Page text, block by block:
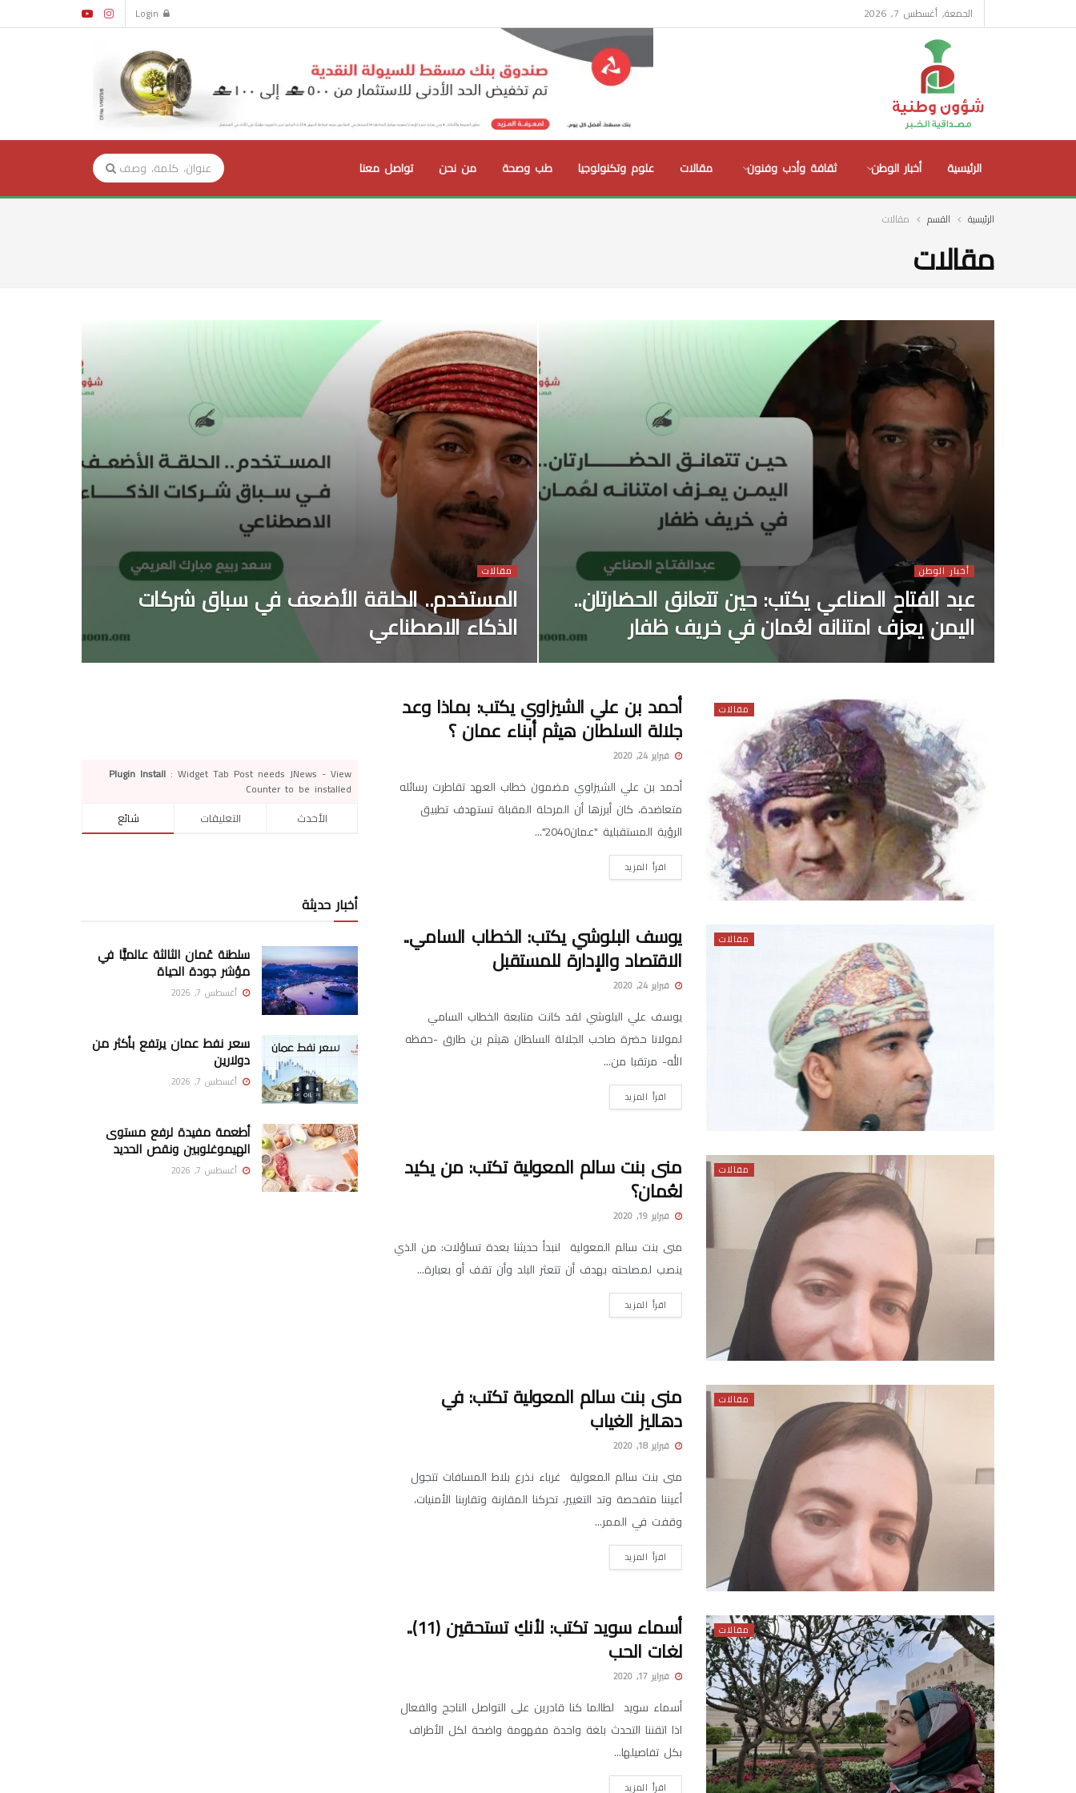
الجمعة, أغسطس 7, 2026
الرئيسية أخبار الوطن ثقافة وأدب وفنون مقالات علوم وتكنولوجيا طب وصحة من نحن تواصل معنا
الرئيسية القسم مقالات
مقالات
أخبار الوطن
عبد الفتاح الصناعي يكتب: حين تتعانق الحضارتان..
اليمن يعزف امتنانه لعُمان في خريف ظفار
مقالات
المستخدم.. الحلقة الأضعف في سباق شركات
الذكاء الاصطناعي
مقالات أحمد بن علي الشيزاوي يكتب: بماذا وعد
جلالة السلطان هيثم أبناء عمان ؟
فبراير 24, 2020
أحمد بن علي الشيزاوي مضمون خطاب العهد تقاطرت رسائله
متعاضدة، كان أبرزها أن المرحلة المقبلة تستهدف تطبيق
الرؤية المستقبلية "عمان2040"...
اقرأ المزيد
مقالات يوسف البلوشي يكتب: الخطاب السامي..
الاقتصاد والإدارة للمستقبل
فبراير 24, 2020
يوسف علي البلوشي لقد كانت متابعة الخطاب السامي
لمولانا حضرة صاحب الجلالة السلطان هيثم بن طارق -حفظه
الله- مرتقبا من...
اقرأ المزيد
مقالات منى بنت سالم المعولية تكتب: من يكيد
لعُمان؟
فبراير 19, 2020
منى بنت سالم المعولية لنبدأ حديثنا بعدة تساؤلات: من الذي
ينصب لمصلحته بهدف أن تتعثر البلد وأن تقف أو بعبارة...
اقرأ المزيد
مقالات منى بنت سالم المعولية تكتب: في
دهاليز الغياب
فبراير 18, 2020
منى بنت سالم المعولية غرباء نذرع بلاط المسافات تتجول
أعيننا متفحصة وتد التغيير، تحركنا المقارنة وتقاربنا الأمنيات،
وقفت في الممر...
اقرأ المزيد
مقالات أسماء سويد تكتب: لأنكِ تستحقين (11)..
لغات الحب
فبراير 17, 2020
أسماء سويد لطالما كنا قادرين على التواصل الناجح والفعال
اذا اتقننا التحدث بلغة واحدة مفهومة واضحة لكل الأطراف
بكل تفاصيلها...
اقرأ المزيد
Plugin Install : Widget Tab Post needs JNews - View
Counter to be installed
شائع التعليقات الأحدث
أخبار حديثة
سلطنة عُمان الثالثة عالميًّا في
مؤشر جودة الحياة
أغسطس 7, 2026
سعر نفط عمان يرتفع بأكثر من
دولارين
أغسطس 7, 2026
أطعمة مفيدة لرفع مستوى
الهيموغلوبين ونقص الحديد
أغسطس 7, 2026